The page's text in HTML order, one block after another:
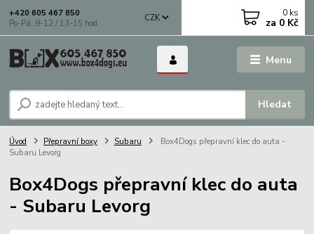
Menu
CZK
Hledat
+420 605 467 850
Po-Pá: 9-12 / 13-15 hod.
0 ks
za 0 Kč
Úvod Přepravní boxy Subaru
Box4Dogs přepravní klec do auta -
Subaru Levorg
Box4Dogs přepravní klec do auta
- Subaru Levorg